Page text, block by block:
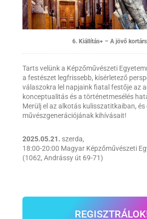
6. Kiállítás+ – A jövő
Tarts velünk a Képzőművészeti
a festészet legfrissebb, kísérletező
válaszokra lel napjaink fiatal festője az
konceptualitás és a történetmesélés
Merülj el az alkotás kulisszatitkaiban,
művészgenerációjának kihívásait!
2025.05.21. szerda,
18:00-20:00 Magyar Képzőművészeti
(1062, Andrássy út 69-71)